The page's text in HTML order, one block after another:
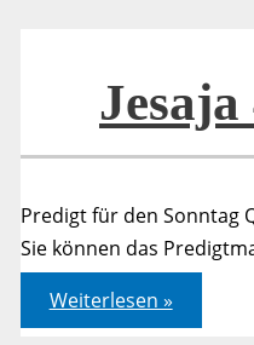
Jesaja
Predigt für den Sonntag
Sie können das
Jesaja
40,26-
31
Weiterlesen »